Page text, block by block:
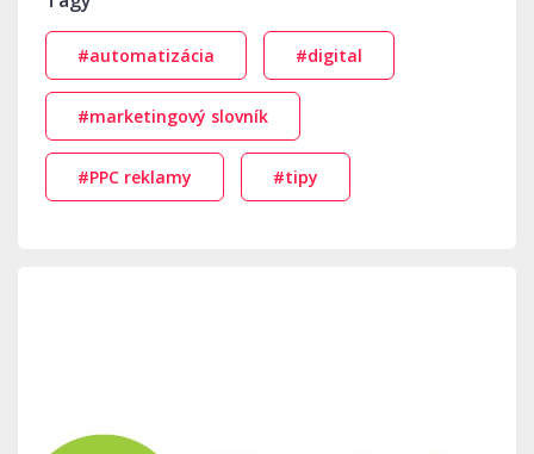
#automatizácia #digital
#marketingový slovník
#PPC reklamy #tipy